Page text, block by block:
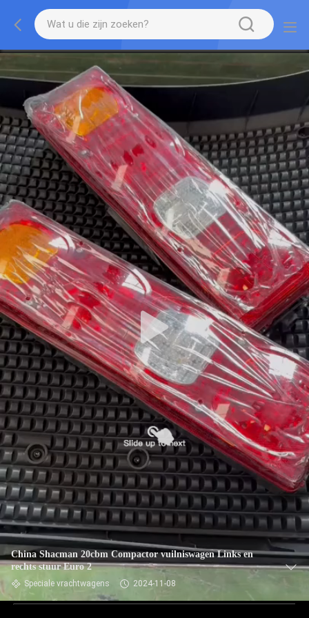
China Shacman 20cbm Compactor vuilniswagen Links en
rechts stuur Euro 2
Speciale vrachtwagens 2024-11-08